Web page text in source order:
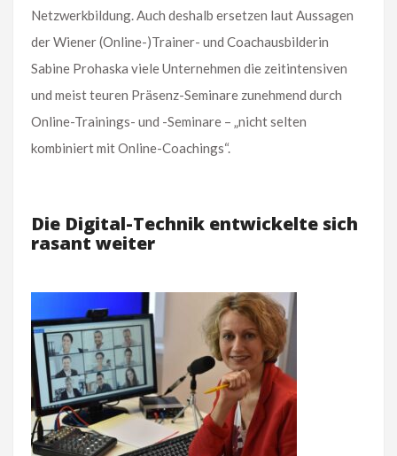
Netzwerkbildung. Auch deshalb ersetzen laut Aussagen
der Wiener (Online-)Trainer- und Coachausbilderin
Sabine Prohaska viele Unternehmen die zeitintensiven
und meist teuren Präsenz-Seminare zunehmend durch
Online-Trainings- und -Seminare – „nicht selten
kombiniert mit Online-Coachings“.
Die Digital-Technik entwickelte sich
rasant weiter